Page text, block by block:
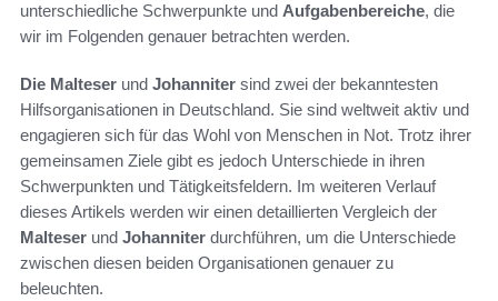
unterschiedliche Schwerpunkte und Aufgabenbereiche, die
wir im Folgenden genauer betrachten werden.
Die Malteser und Johanniter sind zwei der bekanntesten
Hilfsorganisationen in Deutschland. Sie sind weltweit aktiv und
engagieren sich für das Wohl von Menschen in Not. Trotz ihrer
gemeinsamen Ziele gibt es jedoch Unterschiede in ihren
Schwerpunkten und Tätigkeitsfeldern. Im weiteren Verlauf
dieses Artikels werden wir einen detaillierten Vergleich der
Malteser und Johanniter durchführen, um die Unterschiede
zwischen diesen beiden Organisationen genauer zu
beleuchten.